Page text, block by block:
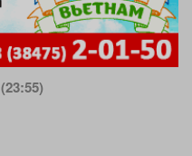
(23:55)